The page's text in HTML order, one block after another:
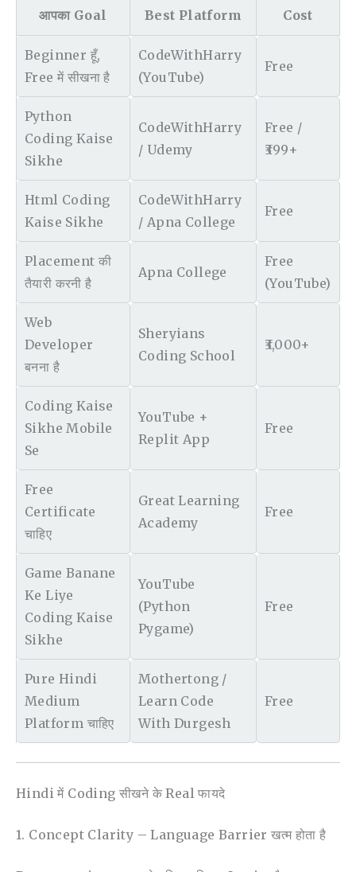
आपका Goal Best Platform Cost
Beginner हूँ,
Free में सीखना है
CodeWithHarry
(YouTube)
Free
Python
Coding Kaise
Sikhe
CodeWithHarry
/ Udemy
Free /
₹399+
Html Coding
Kaise Sikhe
CodeWithHarry
/ Apna College
Free
Placement की
तैयारी करनी है
Apna College
Free
(YouTube)
Web
Developer
बनना है
Sheryians
Coding School
₹3,000+
Coding Kaise
Sikhe Mobile
Se
YouTube +
Replit App
Free
Free
Certificate
चाहिए
Great Learning
Academy
Free
Game Banane
Ke Liye
Coding Kaise
Sikhe
YouTube
(Python
Pygame)
Free
Pure Hindi
Medium
Platform चाहिए
Mothertong /
Learn Code
With Durgesh
Free
Hindi में Coding सीखने के Real फायदे
1. Concept Clarity – Language Barrier खत्म होता है